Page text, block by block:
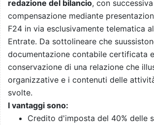
redazione del bilancio, con successiva
compensazione mediante
F24 in via esclusivamente telematica
Entrate. Da sottolineare che
documentazione contabile certificata
conservazione di una relazione che
organizzative e i contenuti delle
svolte.
I vantaggi sono:
Credito d'imposta del 40% delle